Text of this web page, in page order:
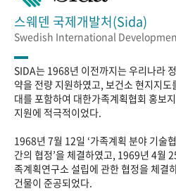
간행물 변천사
기록물 아카이브
사진 아카이브 문서 기록물 행
성과 50선 숫자로 보는 50년 50
세계와 함께 한 KIHASA
스웨덴 국제개발처(Sida)
Swedish International
SIDA는 1968년 이전까지는 우리나라
약을 전량 지원하였고, 보건소 현지지
대를 포함하여 대한가족계획협회 홍보
지원에 적극적이었다.
1968년 7월 12일 ‘가족계획 분야 기술
간의 협정’을 체결하였고, 1969년 4월
족계획연구소 설립에 관한 협정을 체결
건물이 준공되었다.